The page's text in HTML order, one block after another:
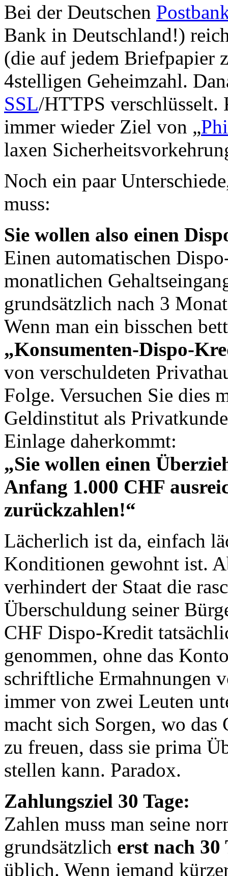
Bei der Deutschen
Bank in Deutschland!)
(die auf jedem Briefpapier
4stelligen Geheimzahl.
SSL/HTTPS verschlüsselt.
immer wieder Ziel von „
laxen
Noch ein paar
muss:
Sie wollen also einen
Einen automatischen
monatlichen
grundsätzlich nach 3
Wenn man ein bisschen
„Konsumenten-Dispo-
von verschuldeten
Folge. Versuchen Sie dies
Geldinstitut als
Einlage daherkommt:
„Sie wollen einen
Anfang 1.000 CHF
zurückzahlen!“
Lächerlich ist da, einfach
Konditionen gewohnt ist.
verhindert der Staat die
Überschuldung seiner
CHF Dispo-Kredit
genommen, ohne das
schriftliche Ermahnungen
immer von zwei Leuten
macht sich Sorgen, wo
zu freuen, dass sie prima
stellen kann. Paradox.
Zahlungsziel 30 Tage:
Zahlen muss man seine
grundsätzlich erst nach 30
üblich. Wenn jemand